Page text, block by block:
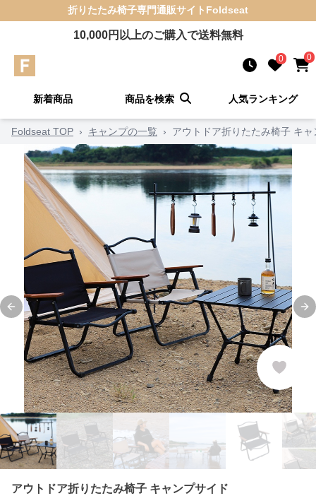
折りたたみ椅子専門通販サイト Foldseat
10,000円以上のご購入で送料無料
0 0
新着商品 商品を検索 人気ランキング
Foldseat TOP › キャンプの一覧 › アウトドア折りたたみ椅子 キ
Previous slide
アウトドア折りたたみ椅子 キャンプサイド